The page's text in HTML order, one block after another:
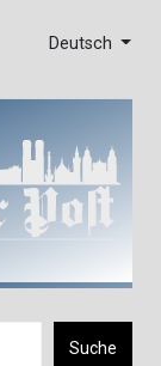
Deutsch
Suche